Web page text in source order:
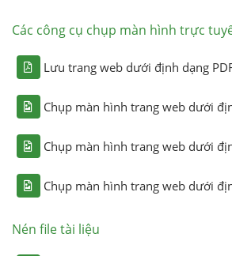
Các công cụ chụp màn hình trực
Lưu trang web dưới định dạng
Chụp màn hình trang web dưới
Chụp màn hình trang web dưới
Chụp màn hình trang web dưới
Nén file tài liệu